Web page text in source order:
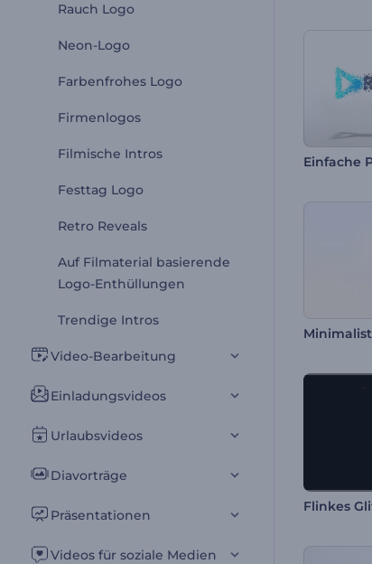
Rauch Logo
Neon-Logo
Farbenfrohes Logo
Firmenlogos
Filmische Intros
Festtag Logo
Retro Reveals
Auf Filmaterial basierende
Logo-Enthüllungen
Trendige Intros
Video-Bearbeitung
Einladungsvideos
Urlaubsvideos
Diavorträge
Präsentationen
Videos für soziale Medien
Flinkes